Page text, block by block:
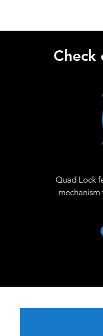
Check
Quad Lock